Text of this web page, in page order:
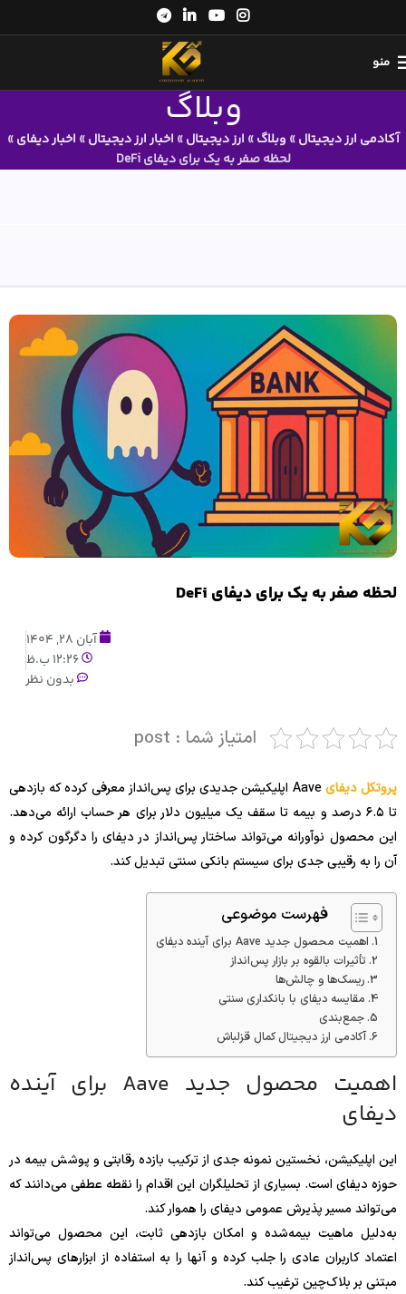
منو
وبلاگ
آکادمی ارز دیجیتال» وبلاگ» ارز دیجیتال» اخبار ارز دیجیتال» اخبار دیفای»
لحظه صفر به یک برای دیفای DeFi
لحظه صفر به یک برای دیفای DeFi
آبان 28, 1404
12:26 ب.ظ
بدون نظر
امتیاز شما : post
پروتکل دیفای
Aave اپلیکیشن جدیدی برای پس‌انداز معرفی کرده که بازدهی
تا ۶.۵ درصد و بیمه تا سقف یک میلیون دلار برای هر حساب ارائه می‌دهد.
این محصول نوآورانه می‌تواند ساختار پس‌انداز در دیفای را دگرگون کرده و
آن را به رقیبی جدی برای سیستم بانکی سنتی تبدیل کند.
فهرست موضوعی
اهمیت محصول جدید Aave برای آینده دیفای
تأثیرات بالقوه بر بازار پس‌انداز
ریسک‌ها و چالش‌ها
مقایسه دیفای با بانکداری سنتی
جمع‌بندی
آکادمی ارز دیجیتال کمال قزلباش
اهمیت محصول جدید Aave برای آینده
دیفای
این اپلیکیشن، نخستین نمونه جدی از ترکیب بازده رقابتی و پوشش بیمه در
حوزه دیفای است. بسیاری از تحلیلگران این اقدام را نقطه عطفی می‌دانند که
می‌تواند مسیر پذیرش عمومی دیفای را هموار کند.
به‌دلیل ماهیت بیمه‌شده و امکان بازدهی ثابت، این محصول می‌تواند
اعتماد کاربران عادی را جلب کرده و آنها را به استفاده از ابزارهای پس‌انداز
مبتنی بر بلاک‌چین ترغیب کند.